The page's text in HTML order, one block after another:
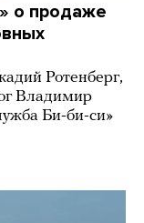
о продаже
Ротенберг,
Владимир
Би-би-си»